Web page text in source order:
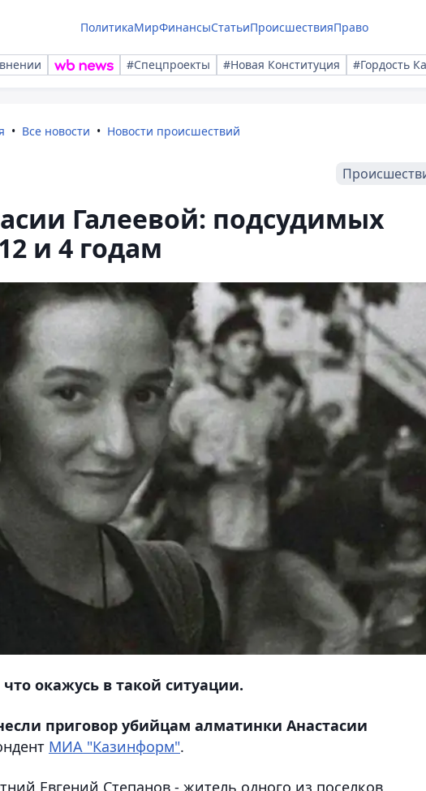
ПолитикаМирФинансыСтатьиПроисшествияПраво
#Спецпроекты #Новая Конституция #Гордость
Все новости Новости происшествий
Галеевой: подсудимых
и 4 годам
окажусь в такой ситуации.
приговор убийцам алматинки Анастасии
МИА "Казинформ".
Евгений Степанов - житель одного из поселков